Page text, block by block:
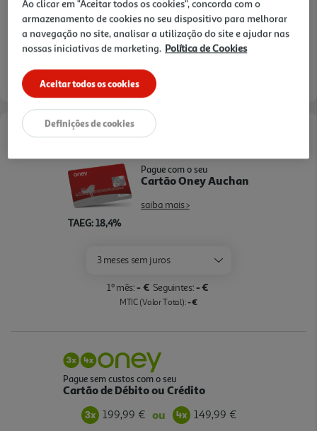
*Mediante disponibilidade de slot de entrega e stock em loja.
consultar stock >.
Opções de Financiamento
TAEG: 18,4%
Pague com o seu
Cartão Oney Auchan
saiba mais >
3 meses sem juros
1º mês:- € Seguintes:- €
MTIC (Valor Total):- €
Pague sem custos com o seu
Cartão de Débito ou Crédito
199,99 € ou 149,99 €
Ao clicar em "Aceitar todos os cookies", concorda com o
armazenamento de cookies no seu dispositivo para melhorar
a navegação no site, analisar a utilização do site e ajudar nas
nossas iniciativas de marketing. Política de Cookies
Aceitar todos os cookies
Definições de cookies